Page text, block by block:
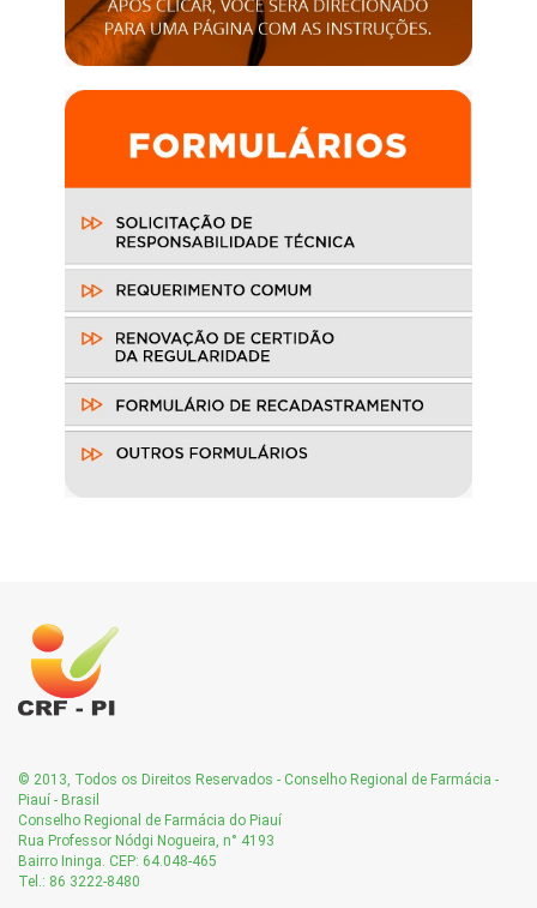
© 2013, Todos os Direitos Reservados - Conselho Regional de Farmácia -
Piauí - Brasil
Conselho Regional de Farmácia do Piauí
Rua Professor Nódgi Nogueira, n° 4193
Bairro Ininga. CEP: 64.048-465
Tel.: 86 3222-8480